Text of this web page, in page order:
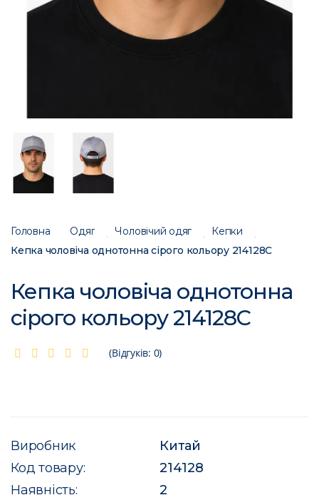
Головна Одяг Чоловічий одяг
Кепки
Кепка чоловіча однотонна сірого кольору 214128C
Кепка чоловіча однотонна
сірого кольору 214128C
(Відгуків: 0)
Виробник
Китай
Код товару:
214128
Наявність:
2